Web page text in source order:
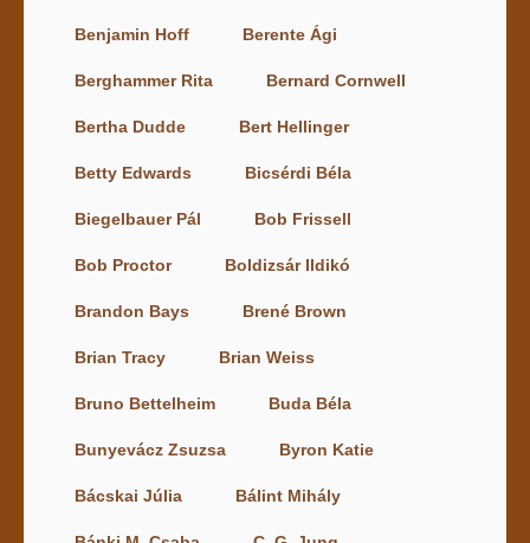
Benjamin Hoff Berente Ági
Berghammer Rita Bernard Cornwell
Bertha Dudde Bert Hellinger
Betty Edwards Bicsérdi Béla
Biegelbauer Pál Bob Frissell
Bob Proctor Boldizsár Ildikó
Brandon Bays Brené Brown
Brian Tracy Brian Weiss
Bruno Bettelheim Buda Béla
Bunyevácz Zsuzsa Byron Katie
Bácskai Júlia Bálint Mihály